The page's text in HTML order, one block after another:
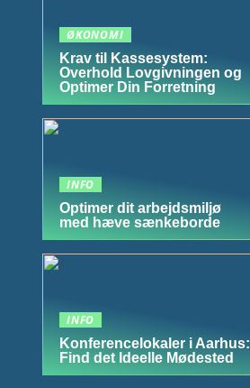
ØKONOMI
Krav til Kassesystem:
Overhold Lovgivningen og
Optimer Din Forretning
INFO
Optimer dit arbejdsmiljø
med hæve sænkeborde
INFO
Konferencelokaler i Aarhus:
Find det Ideelle Mødested